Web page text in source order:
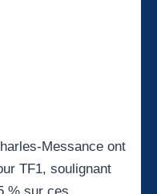
Messance ont
TF1, soulignant